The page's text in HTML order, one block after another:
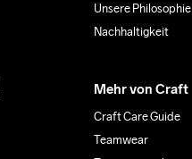
Unsere Philosophie
Nachhaltigkeit
Mehr von Craft
Craft Care Guide
Teamwear